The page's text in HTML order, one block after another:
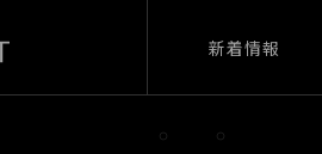
新着情報